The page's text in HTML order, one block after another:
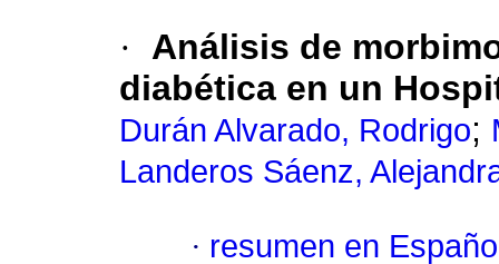
·
Análisis de
diabética en un
Durán Alvarado, Rodrigo;
Landeros Sáenz,
· resumen en